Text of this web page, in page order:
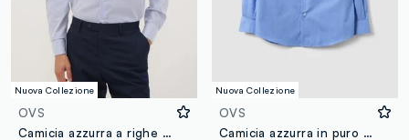
Nuova Collezione
OVS
Camicia azzurra a righe in dobby di puro cotone con collo francese no iron
Nuova Collezione
OVS
Camicia azzurra in puro cotone con collo francese easy iron regular fit